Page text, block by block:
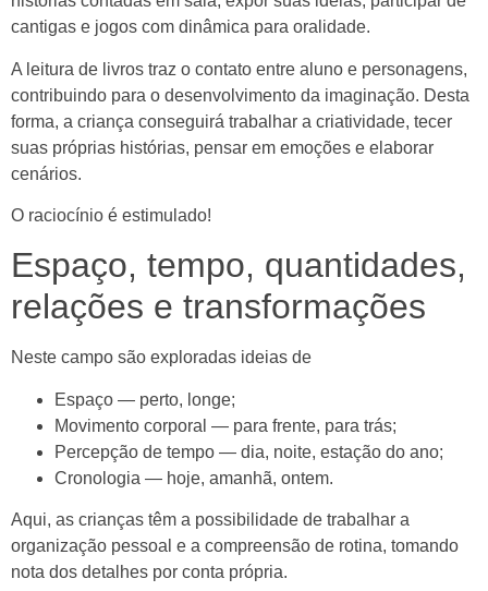
cantigas e jogos com dinâmica para oralidade.
A leitura de livros traz o contato entre aluno e personagens,
contribuindo para o desenvolvimento da imaginação. Desta
forma, a criança conseguirá trabalhar a criatividade, tecer
suas próprias histórias, pensar em emoções e elaborar
cenários.
O raciocínio é estimulado!
Espaço, tempo, quantidades,
relações e transformações
Neste campo são exploradas ideias de
Espaço — perto, longe;
Movimento corporal — para frente, para trás;
Percepção de tempo — dia, noite, estação do ano;
Cronologia — hoje, amanhã, ontem.
Aqui, as crianças têm a possibilidade de trabalhar a
organização pessoal e a compreensão de rotina, tomando
nota dos detalhes por conta própria.